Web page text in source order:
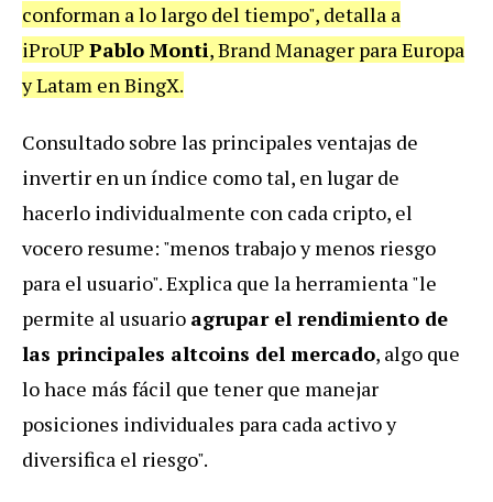
conforman a lo largo del tiempo", detalla a
iProUP Pablo Monti, Brand Manager para Europa
y Latam en BingX.
Consultado sobre las principales ventajas de
invertir en un índice como tal, en lugar de
hacerlo individualmente con cada cripto, el
vocero resume: "menos trabajo y menos riesgo
para el usuario". Explica que la herramienta "le
permite al usuario agrupar el rendimiento de
las principales altcoins del mercado, algo que
lo hace más fácil que tener que manejar
posiciones individuales para cada activo y
diversifica el riesgo".